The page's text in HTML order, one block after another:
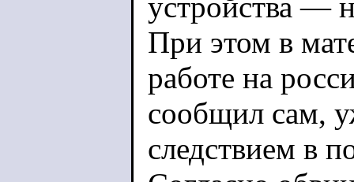
При этом в
работе на
сообщил сам,
следствием в